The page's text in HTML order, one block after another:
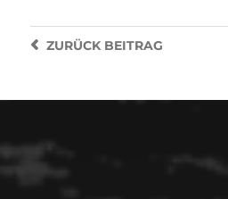
ZURÜCKBEITRAG